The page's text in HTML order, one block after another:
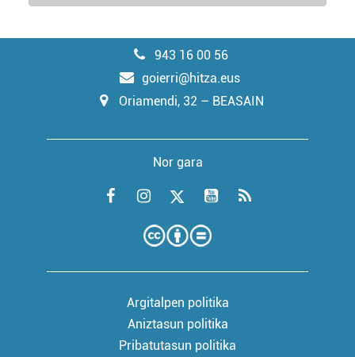
943 16 00 56
goierri@hitza.eus
Oriamendi, 32 – BEASAIN
Nor gara
Argitalpen politika
Aniztasun politika
Pribatutasun politika